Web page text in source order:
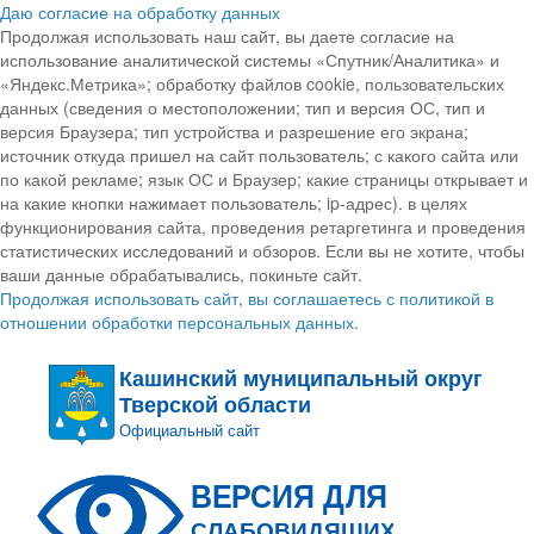
Даю согласие на обработку данных
Продолжая использовать наш сайт, вы даете согласие на
использование аналитической системы «Спутник/Аналитика» и
«Яндекс.Метрика»; обработку файлов cookie, пользовательских
данных (сведения о местоположении; тип и версия ОС, тип и
версия Браузера; тип устройства и разрешение его экрана;
источник откуда пришел на сайт пользователь; с какого сайта или
по какой рекламе; язык ОС и Браузер; какие страницы открывает и
на какие кнопки нажимает пользователь; ip-адрес). в целях
функционирования сайта, проведения ретаргетинга и проведения
статистических исследований и обзоров. Если вы не хотите, чтобы
ваши данные обрабатывались, покиньте сайт.
Продолжая использовать сайт, вы соглашаетесь с политикой в
отношении обработки персональных данных.